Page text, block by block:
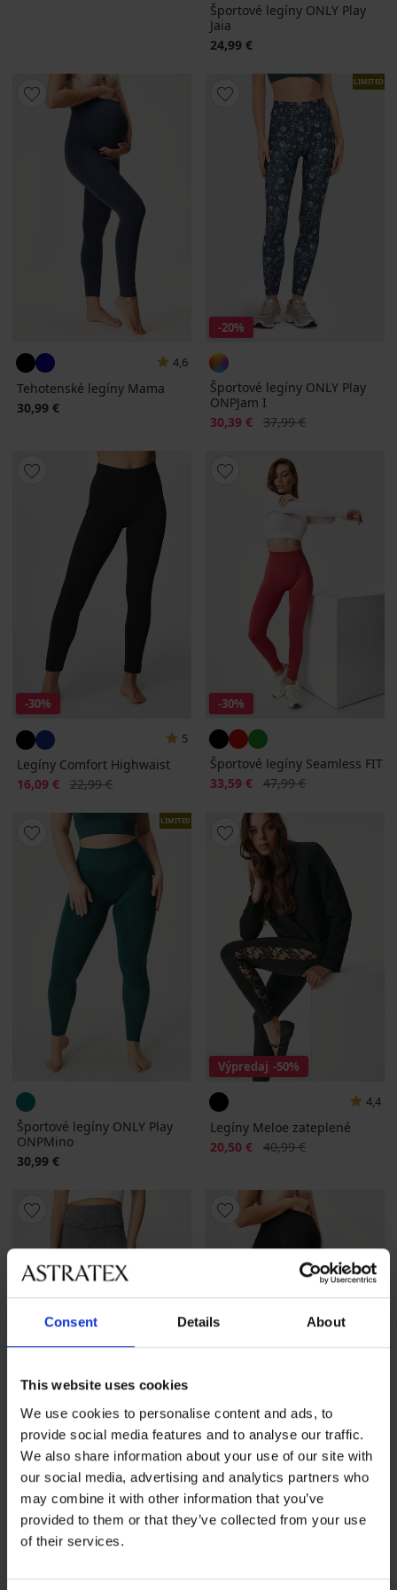
Consent Details About
This website uses cookies
We use cookies to personalise content and ads, to
provide social media features and to analyse our traffic.
We also share information about your use of our site with
our social media, advertising and analytics partners who
may combine it with other information that you’ve
provided to them or that they’ve collected from your use
of their services.
Športové legíny ONLY Play
Jaia
24,99 €
4,6
Tehotenské legíny Mama
30,99 €
LIMITED
-20%
Športové legíny ONLY Play
ONPJam I
Zľava
30,39 € Pôvodná cena
37,99 €
-30%
5
Legíny Comfort Highwaist
Zľava
16,09 € Pôvodná cena
22,99 €
-30%
Športové legíny Seamless FIT
Zľava
33,59 € Pôvodná cena
47,99 €
LIMITED
Športové legíny ONLY Play
ONPMino
30,99 €
Výpredaj -50%
4,4
Legíny Meloe zateplené
Zľava
20,50 € Pôvodná cena
40,99 €
Termo legíny Sports
57,99 €
4,6
Tehotenské legíny Mama
30,99 €